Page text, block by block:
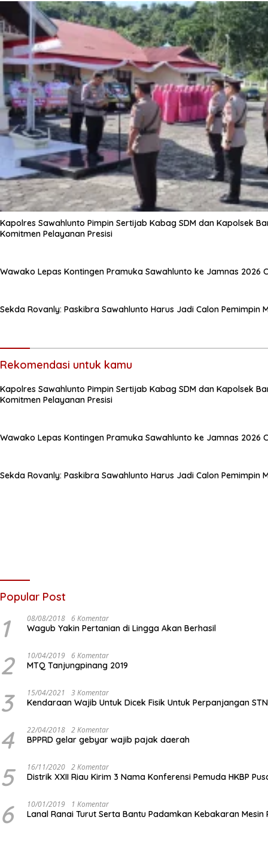
Kapolres Sawahlunto Pimpin Sertijab Kabag SDM dan Kapolsek
Komitmen Pelayanan Presisi
Wawako Lepas Kontingen Pramuka Sawahlunto ke Jamnas 2026
Sekda Rovanly: Paskibra Sawahlunto Harus Jadi Calon Pemimpin
Rekomendasi untuk kamu
Kapolres Sawahlunto Pimpin Sertijab Kabag SDM dan Kapolsek
Komitmen Pelayanan Presisi
Wawako Lepas Kontingen Pramuka Sawahlunto ke Jamnas 2026
Sekda Rovanly: Paskibra Sawahlunto Harus Jadi Calon Pemimpin
Popular Post
1 08/08/2018 6 Komentar
Wagub Yakin Pertanian di Lingga Akan Berhasil
2 10/04/2019 6 Komentar
MTQ Tanjungpinang 2019
3 15/04/2021 3 Komentar
Kendaraan Wajib Untuk Dicek Fisik Untuk Perpanjangan
4 22/04/2018 2 Komentar
BPPRD gelar gebyar wajib pajak daerah
5 16/11/2020 2 Komentar
Distrik XXII Riau Kirim 3 Nama Konferensi Pemuda HKBP
6 10/01/2019 1 Komentar
Lanal Ranai Turut Serta Bantu Padamkan Kebakaran Mesin